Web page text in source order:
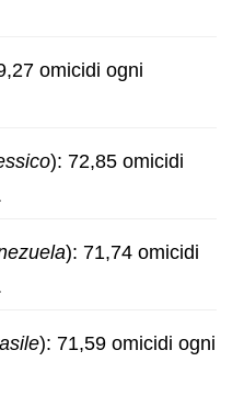
omicidi ogni
): 72,85 omicidi
): 71,74 omicidi
): 71,59 omicidi ogni